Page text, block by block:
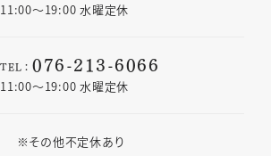
11:00〜19:00 水曜定休
TEL： 076-213-6066
11:00〜19:00 水曜定休
※その他不定休あり